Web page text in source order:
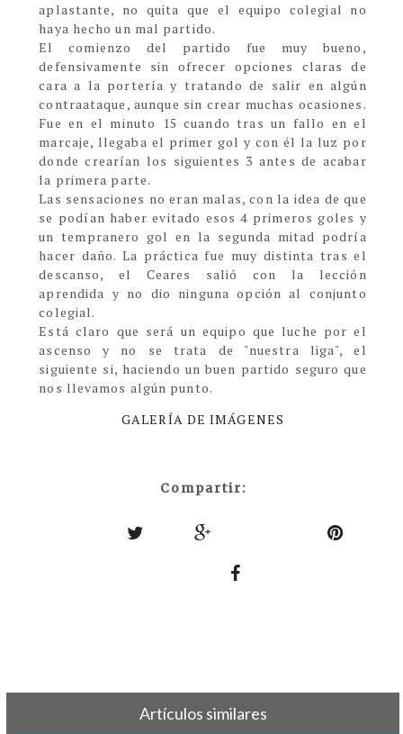
aplastante, no quita que el equipo colegial no
haya hecho un mal partido.
El comienzo del partido fue muy bueno,
defensivamente sin ofrecer opciones claras de
cara a la portería y tratando de salir en algún
contraataque, aunque sin crear muchas ocasiones.
Fue en el minuto 15 cuando tras un fallo en el
marcaje, llegaba el primer gol y con él la luz por
donde crearían los siguientes 3 antes de acabar
la primera parte.
Las sensaciones no eran malas, con la idea de que
se podían haber evitado esos 4 primeros goles y
un tempranero gol en la segunda mitad podría
hacer daño. La práctica fue muy distinta tras el
descanso, el Ceares salió con la lección
aprendida y no dio ninguna opción al conjunto
colegial.
Está claro que será un equipo que luche por el
ascenso y no se trata de "nuestra liga", el
siguiente si, haciendo un buen partido seguro que
nos llevamos algún punto.
GALERÍA DE IMÁGENES
Compartir:
Artículos similares